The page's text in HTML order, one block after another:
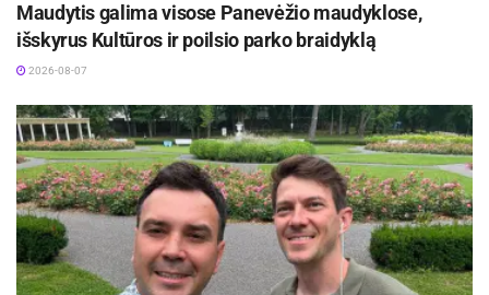
Maudytis galima visose Panevėžio maudyklose,
išskyrus Kultūros ir poilsio parko braidyklą
2026-08-07